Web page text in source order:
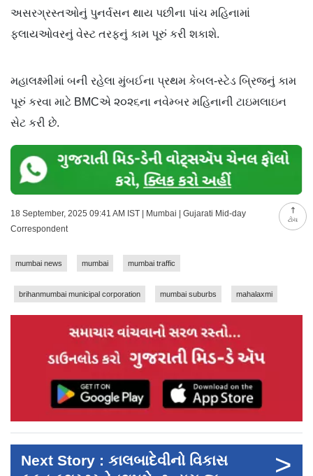
ટોચ
અસરગ્રસ્તઓનું પુનર્વસન થાય પછીના પાંચ મહિનામાં
ફ્લાયઓવરનું વેસ્ટ તરફનું કામ પૂરું કરી શકાશે.
મહાલક્ષ્મીમાં બની રહેલા મુંબઈના પ્રથમ કેબલ-સ્ટેડ બ્રિજનું કામ
પૂરું કરવા માટે BMCએ ૨૦૨૬ના નવેમ્બર મહિનાની ટાઇમલાઇન
સેટ કરી છે.
18 September, 2025 09:41 AM IST | Mumbai | Gujarati Mid-day
Correspondent
mumbai news mumbai mumbai traffic
brihanmumbai municipal corporation mumbai suburbs mahalaxmi
Next Story : કાલબાદેવીનો વિકાસ
>